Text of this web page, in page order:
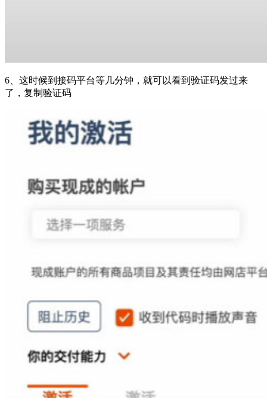
6、这时候到接码平台等几分钟，就可以看到验证码发过来
了，复制验证码